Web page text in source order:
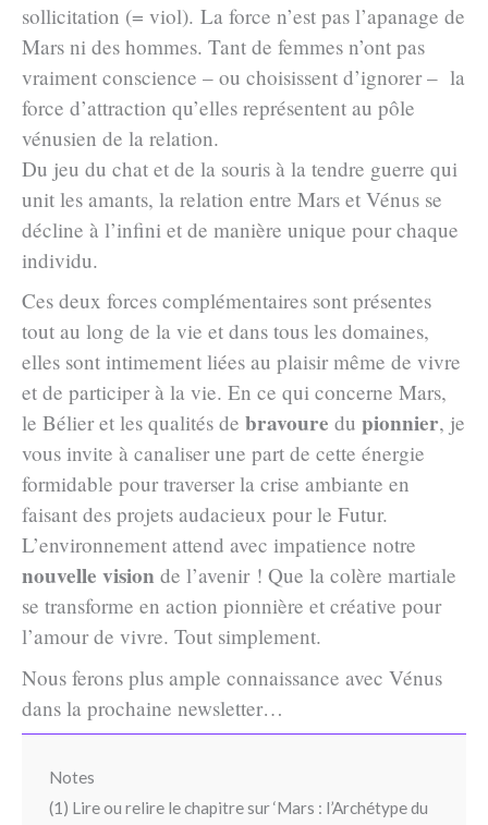
sollicitation (= viol). La force n’est pas l’apanage de
Mars ni des hommes. Tant de femmes n’ont pas
vraiment conscience – ou choisissent d’ignorer – la
force d’attraction qu’elles représentent au pôle
vénusien de la relation.
Du jeu du chat et de la souris à la tendre guerre qui
unit les amants, la relation entre Mars et Vénus se
décline à l’infini et de manière unique pour chaque
individu.
Ces deux forces complémentaires sont présentes
tout au long de la vie et dans tous les domaines,
elles sont intimement liées au plaisir même de vivre
et de participer à la vie. En ce qui concerne Mars,
le Bélier et les qualités de bravoure du pionnier, je
vous invite à canaliser une part de cette énergie
formidable pour traverser la crise ambiante en
faisant des projets audacieux pour le Futur.
L’environnement attend avec impatience notre
nouvelle vision de l’avenir ! Que la colère martiale
se transforme en action pionnière et créative pour
l’amour de vivre. Tout simplement.
Nous ferons plus ample connaissance avec Vénus
dans la prochaine newsletter…
Notes
(1) Lire ou relire le chapitre sur ‘Mars : l’Archétype du